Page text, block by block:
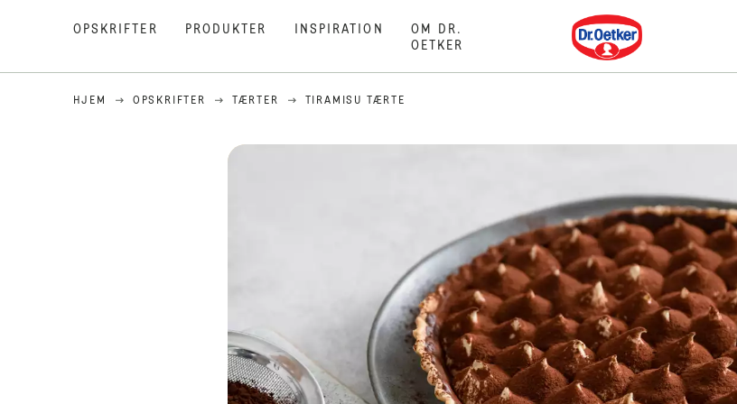
OPSKRIFTER PRODUKTER INSPIRATION
OM DR.
OETKER
Dr. Oetker
HJEM OPSKRIFTER TÆRTER TIRAMISU TÆRTE